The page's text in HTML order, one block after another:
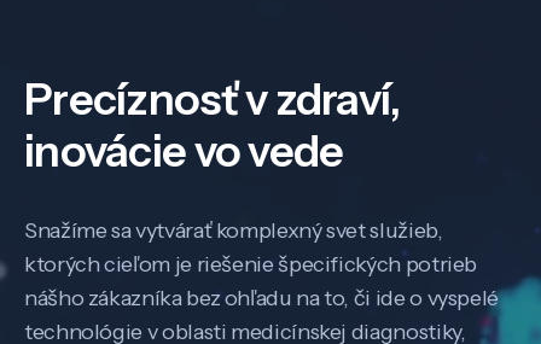
Precíznosť v zdraví,
inovácie vo vede
Snažíme sa vytvárať komplexný svet služieb,
ktorých cieľom je riešenie špecifických potrieb
nášho zákazníka bez ohľadu na to, či ide o vyspelé
technológie v oblasti medicínskej diagnostiky,